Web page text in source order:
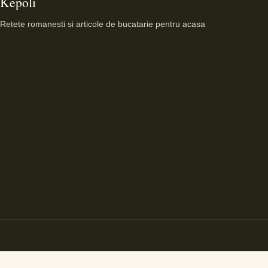
Retete romanesti si articole de bucatarie pentru acasa